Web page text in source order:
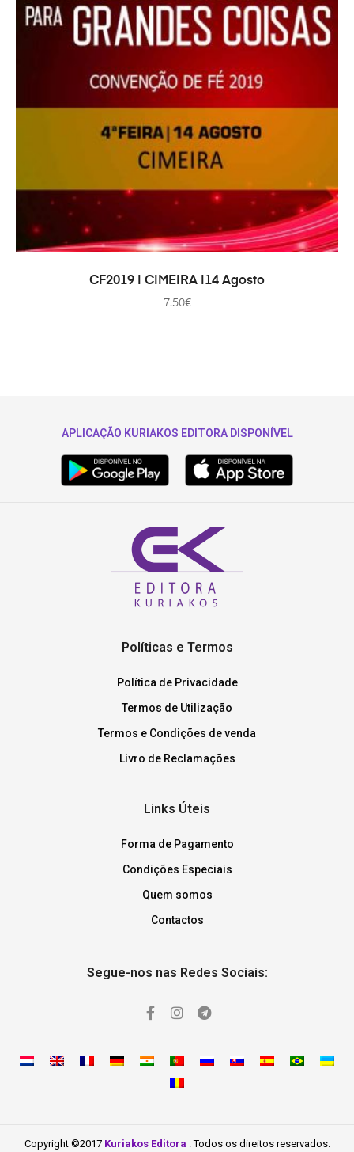
ADICIONAR
CF2019 | CIMEIRA |14 Agosto
7.50€
APLICAÇÃO KURIAKOS EDITORA DISPONÍVEL
Políticas e Termos
Política de Privacidade
Termos de Utilização
Termos e Condições de venda
Livro de Reclamações
Links Úteis
Forma de Pagamento
Condições Especiais
Quem somos
Contactos
Segue-nos nas Redes Sociais:
Copyright ©2017 Kuriakos Editora . Todos os direitos reservados.